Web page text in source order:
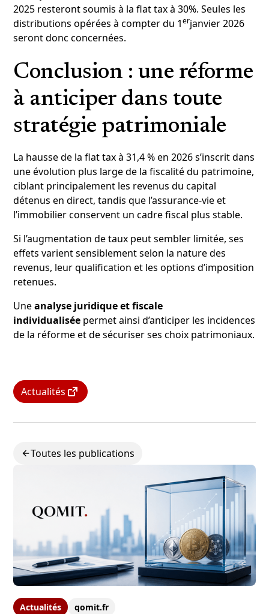
2025 resteront soumis à la flat tax à 30%. Seules les
distributions opérées à compter du 1erjanvier 2026
seront donc concernées.
Conclusion : une réforme
à anticiper dans toute
stratégie patrimoniale
La hausse de la flat tax à 31,4 % en 2026 s’inscrit dans
une évolution plus large de la fiscalité du patrimoine,
ciblant principalement les revenus du capital
détenus en direct, tandis que l’assurance-vie et
l’immobilier conservent un cadre fiscal plus stable.
Si l’augmentation de taux peut sembler limitée, ses
effets varient sensiblement selon la nature des
revenus, leur qualification et les options d’imposition
retenues.
Uneanalyse juridique et fiscale
individualisée permet ainsi d’anticiper les incidences
de la réforme et de sécuriser ses choix patrimoniaux.
Actualités
Toutes les publications
Actualités qomit.fr